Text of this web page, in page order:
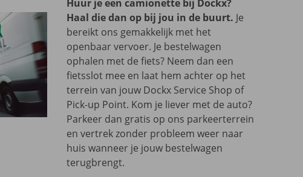
Huur je een camionette bij Dockx?
Haal die dan op bij jou in de buurt. Je
bereikt ons gemakkelijk met het
openbaar vervoer. Je bestelwagen
ophalen met de fiets? Neem dan een
fietsslot mee en laat hem achter op het
terrein van jouw Dockx Service Shop of
Pick-up Point. Kom je liever met de auto?
Parkeer dan gratis op ons parkeerterrein
en vertrek zonder probleem weer naar
huis wanneer je jouw bestelwagen
terugbrengt.